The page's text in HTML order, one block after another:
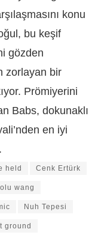
konu
bu keşif
gözden
zorlayan bir
Prömiyerini
Babs, dokunaklı
en iyi
held Cenk Ertürk
wang
Nuh Tepesi
ground